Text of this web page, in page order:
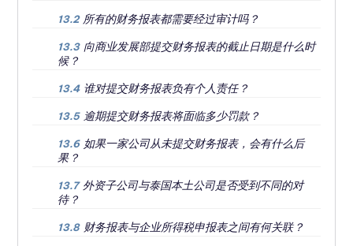
13.2 所有的财务报表都需要经过审计吗？
13.3 向商业发展部提交财务报表的截止日期是什么时
候？
13.4 谁对提交财务报表负有个人责任？
13.5 逾期提交财务报表将面临多少罚款？
13.6 如果一家公司从未提交财务报表，会有什么后
果？
13.7 外资子公司与泰国本土公司是否受到不同的对
待？
13.8 财务报表与企业所得税申报表之间有何关联？